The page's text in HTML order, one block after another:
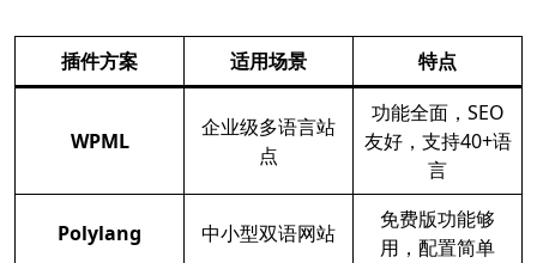
插件方案 适用场景 特点
WPML
企业级多语言站
点
功能全面，SEO
友好，支持40+语
言
Polylang 中小型双语网站
免费版功能够
用，配置简单